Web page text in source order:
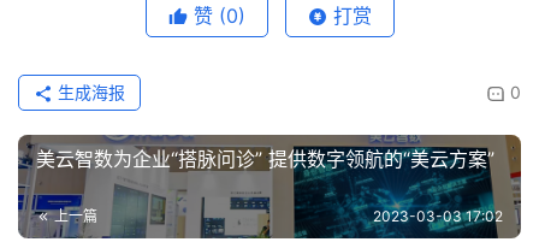
赞 (0) 打赏
0
生成海报
美云智数为企业“搭脉问诊” 提供数字领航的“美云方案”
上一篇 2023-03-03 17:02